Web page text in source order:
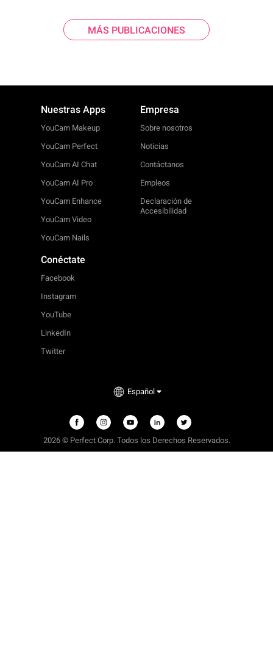
MÁS PUBLICACIONES
Nuestras Apps
YouCam Makeup
YouCam Perfect
YouCam AI Chat
YouCam AI Pro
YouCam Enhance
YouCam Video
YouCam Nails
Empresa
Sobre nosotros
Noticias
Contáctanos
Empleos
Declaración de
Accesibilidad
Conéctate
Facebook
Instagram
YouTube
LinkedIn
Twitter
Español
2026 © Perfect Corp. Todos los Derechos Reservados.